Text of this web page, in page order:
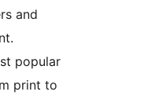
and
popular
print to